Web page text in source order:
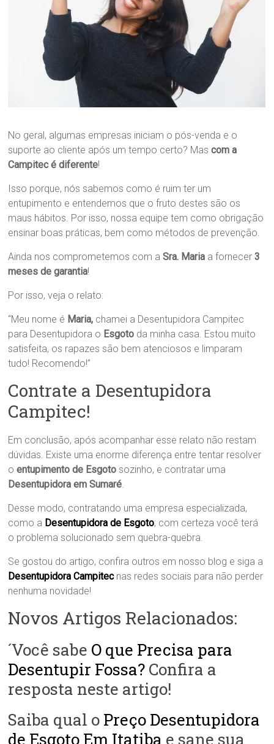
No geral, algumas empresas iniciam o pós-venda e o
suporte ao cliente após um tempo certo? Mascom a
Campitec é diferente!
Isso porque, nós sabemos como é ruim ter um
entupimento e entendemos que o fruto destes são os
maus hábitos. Por isso, nossa equipe tem como obrigação
ensinar boas práticas, bem como métodos de prevenção.
Ainda nos comprometemos com aSra. Maria a fornecer3
meses de garantia!
Por isso, veja o relato:
“Meu nome é Maria, chamei a Desentupidora Campitec
para Desentupidora o Esgoto da minha casa. Estou muito
satisfeita, os rapazes são bem atenciosos e limparam
tudo! Recomendo!”
Contrate a Desentupidora
Campitec!
Em conclusão, após acompanhar esse relato não restam
dúvidas. Existe uma enorme diferença entre tentar resolver
oentupimento de Esgoto sozinho, e contratar uma
Desentupidora em Sumaré
Desse modo, contratando uma empresa especializada,
como a Desentupidora de Esgoto; com certeza você terá
o problema solucionado sem quebra-quebra.
Se gostou do artigo, confira outros em nosso blog e siga a
Desentupidora Campitecnas redes sociais para não perder
nenhuma novidade!
Novos Artigos Relacionados:
´Você sabe O que Precisa para
Desentupir Fossa? Confira a
resposta neste artigo!
Saiba qual o Preço Desentupidora
de Esgoto Em Itatiba e sane sua